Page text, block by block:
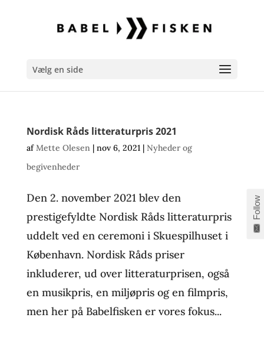
Vælg en side
Nordisk Råds litteraturpris 2021
afMette Olesen| nov 6, 2021| Nyheder og
begivenheder
Den 2. november 2021 blev den
prestigefyldte Nordisk Råds litteraturpris
uddelt ved en ceremoni i Skuespilhuset i
København. Nordisk Råds priser
inkluderer, ud over litteraturprisen, også
en musikpris, en miljøpris og en filmpris,
men her på Babelfisken er vores fokus...
Follow